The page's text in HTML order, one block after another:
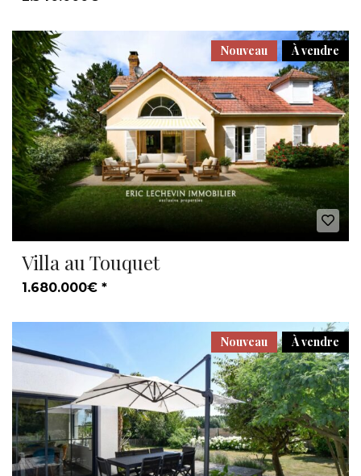
À vendre
Nouveau
Villa au Touquet
1.680.000€ *
À vendre
Nouveau